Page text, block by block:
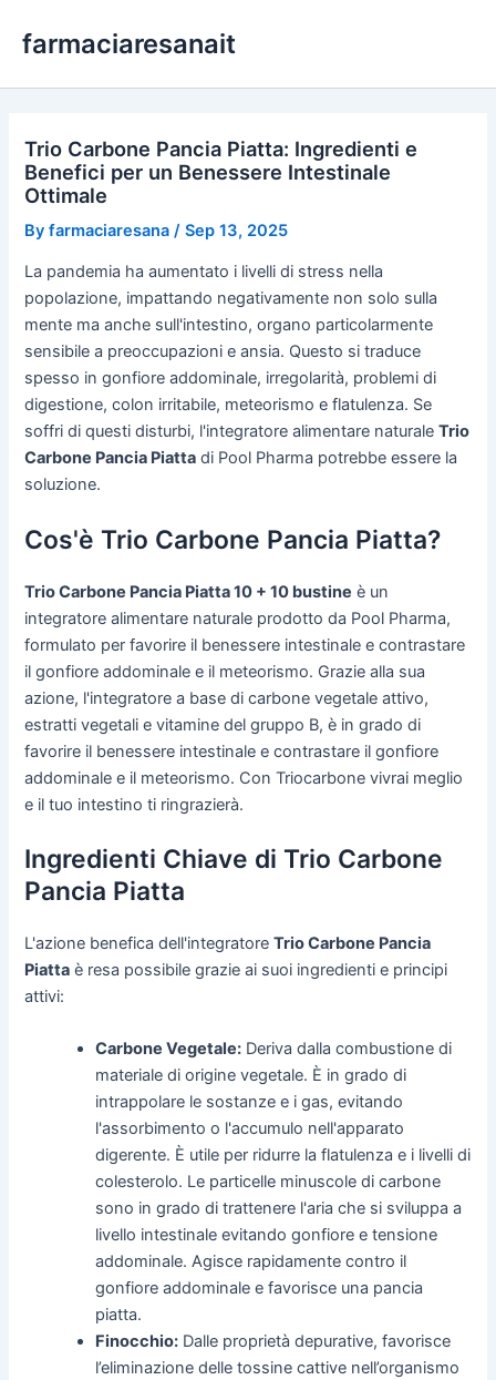
farmaciaresanait
Trio Carbone Pancia Piatta: Ingredienti e
Benefici per un Benessere Intestinale
Ottimale
Byfarmaciaresana /Sep 13, 2025
La pandemia ha aumentato i livelli di stress nella
popolazione, impattando negativamente non solo sulla
mente ma anche sull'intestino, organo particolarmente
sensibile a preoccupazioni e ansia. Questo si traduce
spesso in gonfiore addominale, irregolarità, problemi di
digestione, colon irritabile, meteorismo e flatulenza. Se
soffri di questi disturbi, l'integratore alimentare naturaleTrio
Carbone Pancia Piatta di Pool Pharma potrebbe essere la
soluzione.
Cos'è Trio Carbone Pancia Piatta?
Trio Carbone Pancia Piatta 10 + 10 bustine è un
integratore alimentare naturale prodotto da Pool Pharma,
formulato per favorire il benessere intestinale e contrastare
il gonfiore addominale e il meteorismo. Grazie alla sua
azione, l'integratore a base di carbone vegetale attivo,
estratti vegetali e vitamine del gruppo B, è in grado di
favorire il benessere intestinale e contrastare il gonfiore
addominale e il meteorismo. Con Triocarbone vivrai meglio
e il tuo intestino ti ringrazierà.
Ingredienti Chiave di Trio Carbone
Pancia Piatta
L'azione benefica dell'integratoreTrio Carbone Pancia
Piatta è resa possibile grazie ai suoi ingredienti e principi
attivi:
Carbone Vegetale: Deriva dalla combustione di
materiale di origine vegetale. È in grado di
intrappolare le sostanze e i gas, evitando
l'assorbimento o l'accumulo nell'apparato
digerente. È utile per ridurre la flatulenza e i livelli di
colesterolo. Le particelle minuscole di carbone
sono in grado di trattenere l'aria che si sviluppa a
livello intestinale evitando gonfiore e tensione
addominale. Agisce rapidamente contro il
gonfiore addominale e favorisce una pancia
piatta.
Finocchio: Dalle proprietà depurative, favorisce
l’eliminazione delle tossine cattive nell’organismo